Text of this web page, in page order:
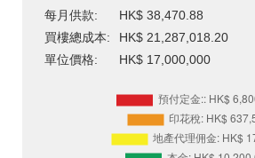
每月供款:
HK$ 38,470.88
買樓總成本:
HK$ 21,287,018.20
單位價格:
HK$ 17,000,000